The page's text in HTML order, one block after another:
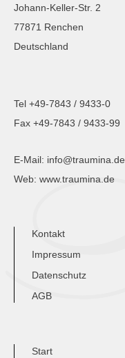
Johann-Keller-Str. 2
77871 Renchen
Deutschland
Tel +49-7843 / 9433-0
Fax +49-7843 / 9433-99
E-Mail: info@traumina.de
Web: www.traumina.de
Kontakt
Impressum
Datenschutz
AGB
Start